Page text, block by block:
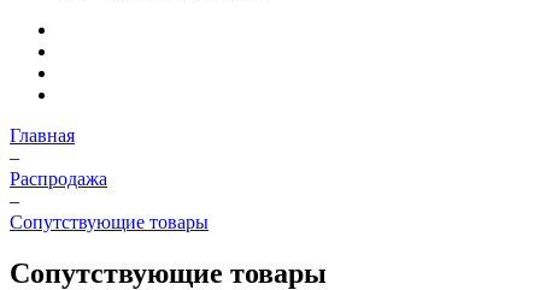
Главная
–
Распродажа
–
Сопутствующие товары
Сопутствующие товары